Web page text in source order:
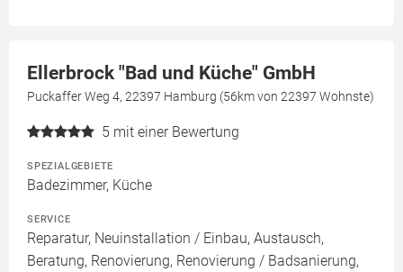
Ellerbrock "Bad und Küche" GmbH
Puckaffer Weg 4, 22397 Hamburg (56km von 22397 Wohnste)
5 mit einer Bewertung
SPEZIALGEBIETE
Badezimmer, Küche
SERVICE
Reparatur, Neuinstallation / Einbau, Austausch,
Beratung, Renovierung, Renovierung / Badsanierung,